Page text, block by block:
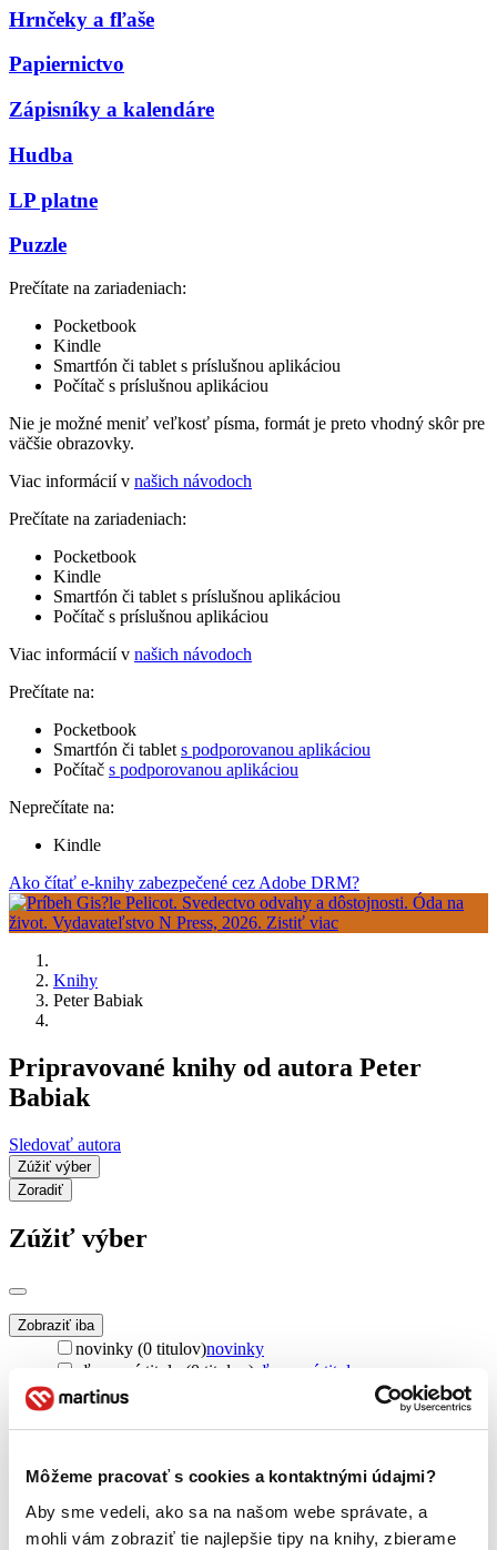
Môžeme pracovať s cookies a kontaktnými údajmi?
Aby sme vedeli, ako sa na našom webe správate, a
mohli vám zobraziť tie najlepšie tipy na knihy, zbierame
Hrnčeky a fľaše
Papiernictvo
Zápisníky a kalendáre
Hudba
LP platne
Puzzle
Prečítate na zariadeniach:
Pocketbook
Kindle
Smartfón či tablet s príslušnou aplikáciou
Počítač s príslušnou aplikáciou
Nie je možné meniť veľkosť písma, formát je preto vhodný skôr pre
väčšie obrazovky.
Viac informácií v našich návodoch
Prečítate na zariadeniach:
Pocketbook
Kindle
Smartfón či tablet s príslušnou aplikáciou
Počítač s príslušnou aplikáciou
Viac informácií v našich návodoch
Prečítate na:
Pocketbook
Smartfón či tablet s podporovanou aplikáciou
Počítač s podporovanou aplikáciou
Neprečítate na:
Kindle
Ako čítať e-knihy zabezpečené cez Adobe DRM?
Knihy
Peter Babiak
Pripravované knihy od autora Peter
Babiak
Sledovať autora
Zúžiť výber
Zoradiť
Zúžiť výber
Zobraziť iba
novinky (0 titulov)novinky
zľavnené tituly (0 titulov) zľavnené tituly
Dostupnosť
na centrálnom sklade (0 titulov)na centrálnom sklade
pripravujeme (0 titulov)pripravujeme
vypredaných)